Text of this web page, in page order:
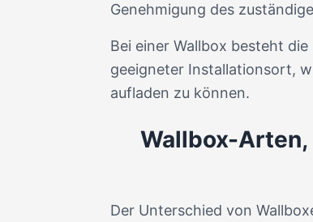
Genehmigung des
Bei einer Wallbox besteht
geeigneter Installationsort,
aufladen zu können.
Wallbox-
Der Unterschied von